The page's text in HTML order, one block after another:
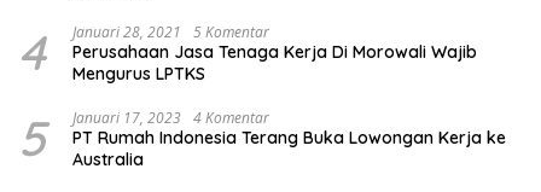
4 Januari 28, 2021 5 Komentar
Perusahaan Jasa Tenaga Kerja Di Morowali Wajib
Mengurus LPTKS
5 Januari 17, 2023 4 Komentar
PT Rumah Indonesia Terang Buka Lowongan Kerja ke
Australia